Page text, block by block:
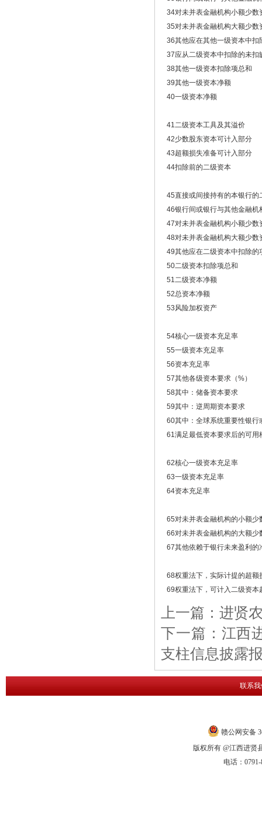
34对未并表金融机构小额少
35对未并表金融机构大额少
36其他应在其他一级资本中扣
37应从二级资本中扣除的未扣
38其他一级资本扣除项总和
39其他一级资本净额
40一级资本净额
41二级资本工具及其溢价
42少数股东资本可计入部分
43超额损失准备可计入部分
44扣除前的二级资本
45直接或间接持有的本银行的
46银行间或银行与其他金融
47对未并表金融机构小额少
48对未并表金融机构大额少数
49其他应在二级资本中扣除的
50二级资本扣除项总和
51二级资本净额
52总资本净额
53风险加权资产
54核心一级资本充足率
55一级资本充足率
56资本充足率
57其他各级资本要求（%）
58其中：储备资本要求
59其中：逆周期资本要求
60其中：全球系统重要性银
61满足最低资本要求后的可
62核心一级资本充足率
63一级资本充足率
64资本充足率
65对未并表金融机构的小额
66对未并表金融机构的大额
67其他依赖于银行未来盈利
68权重法下，实际计提的超额
69权重法下，可计入二级资本
上一篇： 进贤
下一篇： 江西
支柱信息披露
联系
赣公网安备
版权所有 @江西进贤
电话：